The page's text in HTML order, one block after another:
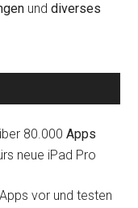
unddiverses
80.000Apps
neue iPad Pro
vor und testen